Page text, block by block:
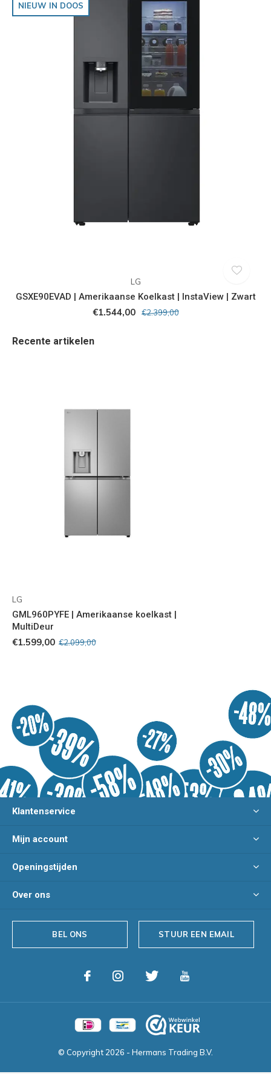
NIEUW IN DOOS
LG
GSXE90EVAD | Amerikaanse Koelkast | InstaView | Zwart
€1.544,00 €2.399,00
Recente artikelen
LG
GML960PYFE | Amerikaanse koelkast |
MultiDeur
€1.599,00 €2.099,00
Klantenservice
Mijn account
Openingstijden
Over ons
BEL ONS STUUR EEN EMAIL
© Copyright 2026 - Hermans Trading B.V.